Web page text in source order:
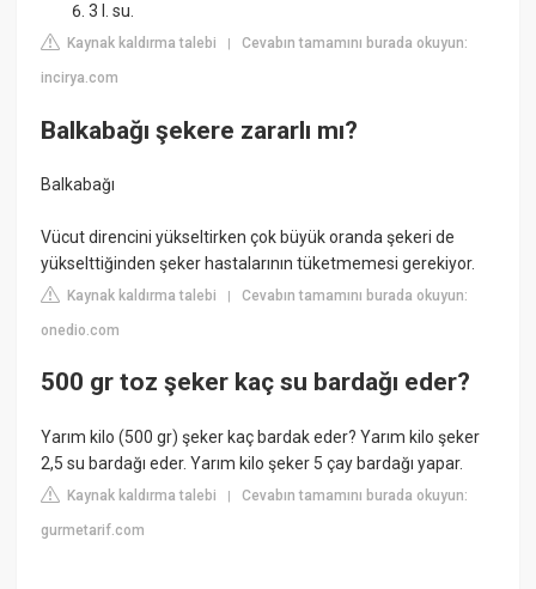
3 l. su.
Kaynak kaldırma talebi |Cevabın tamamını burada okuyun:
incirya.com
Balkabağı şekere zararlı mı?
Balkabağı
Vücut direncini yükseltirken çok büyük oranda şekeri de
yükselttiğinden şeker hastalarının tüketmemesi gerekiyor.
Kaynak kaldırma talebi |Cevabın tamamını burada okuyun:
onedio.com
500 gr toz şeker kaç su bardağı eder?
Yarım kilo (500 gr) şeker kaç bardak eder? Yarım kilo şeker
2,5 su bardağı eder. Yarım kilo şeker 5 çay bardağı yapar.
Kaynak kaldırma talebi |Cevabın tamamını burada okuyun:
gurmetarif.com